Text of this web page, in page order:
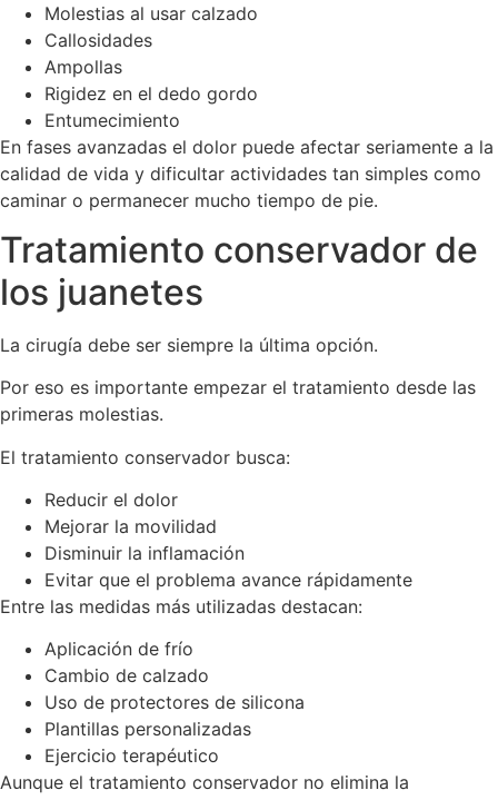
Molestias al usar calzado
Callosidades
Ampollas
Rigidez en el dedo gordo
Entumecimiento
En fases avanzadas el dolor puede afectar seriamente a la
calidad de vida y dificultar actividades tan simples como
caminar o permanecer mucho tiempo de pie.
Tratamiento conservador de
los juanetes
La cirugía debe ser siempre la última opción.
Por eso es importante empezar el tratamiento desde las
primeras molestias.
El tratamiento conservador busca:
Reducir el dolor
Mejorar la movilidad
Disminuir la inflamación
Evitar que el problema avance rápidamente
Entre las medidas más utilizadas destacan:
Aplicación de frío
Cambio de calzado
Uso de protectores de silicona
Plantillas personalizadas
Ejercicio terapéutico
Aunque el tratamiento conservador no elimina la